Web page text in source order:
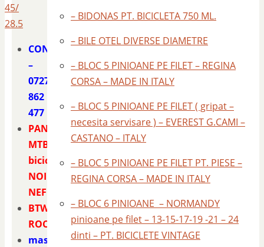
45/
28.5
CONTACT
–
0727
862
477
PANTOFI
MTB
bicicleta
NOI
NEFOLOSITI
BTWIN
ROCKRIDER
masura
– BIDONAS PT. BICICLETA 750 ML.
– BILE OTEL DIVERSE DIAMETRE
– BLOC 5 PINIOANE PE FILET – REGINA
CORSA – MADE IN ITALY
– BLOC 5 PINIOANE PE FILET ( gripat –
necesita servisare ) – EVEREST G.CAMI –
CASTANO – ITALY
– BLOC 5 PINIOANE PE FILET PT. PIESE –
REGINA CORSA – MADE IN ITALY
– BLOC 6 PINIOANE – NORMANDY
pinioane pe filet – 13-15-17-19 -21 – 24
dinti – PT. BICICLETE VINTAGE